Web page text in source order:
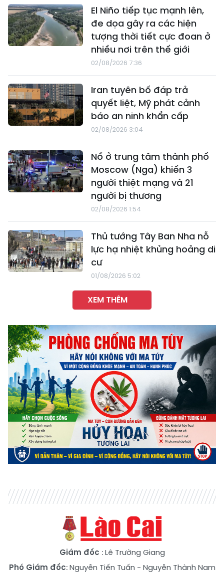
El Niño tiếp tục mạnh lên,
đe dọa gây ra các hiện
tượng thời tiết cực đoan ở
nhiều nơi trên thế giới
02/08/2026 7:36
Iran tuyên bố đáp trả
quyết liệt, Mỹ phát cảnh
báo an ninh khẩn cấp
02/08/2026 3:04
Nổ ở trung tâm thành phố
Moscow (Nga) khiến 3
người thiệt mạng và 21
người bị thương
02/08/2026 1:54
Thủ tướng Tây Ban Nha nỗ
lực hạ nhiệt khủng hoảng di
cư
01/08/2026 5:02
XEM THÊM
Giám đốc : Lê Trường Giang
Phó Giám đốc:Nguyễn Tiến Tuấn - Nguyễn Thành Nam